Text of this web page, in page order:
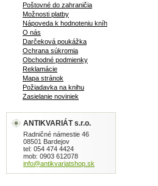
Poštovné do zahraničia
Možnosti platby
Nápoveda k hodnoteniu kníh
O nás
Darčeková poukážka
Ochrana súkromia
Obchodné podmienky
Reklamácie
Mapa stránok
Požiadavka na knihu
Zasielanie noviniek
ANTIKVARIÁT s.r.o.
Radničné námestie 46
08501 Bardejov
tel: 054 474 4424
mob: 0903 612078
info@antikvariatshop.sk